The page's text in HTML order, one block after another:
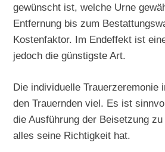
gewünscht ist, welche Urne
Entfernung bis zum
Kostenfaktor. Im Endeffekt ist
jedoch die günstigste Art.
Die individuelle Trauerzeremonie
den Trauernden viel. Es ist
die Ausführung der Beisetzung
alles seine Richtigkeit hat.